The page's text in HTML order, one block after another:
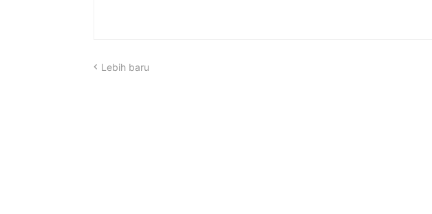
Lebih baru